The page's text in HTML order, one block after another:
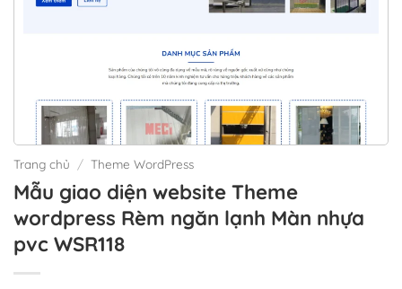
Trang chủ / Theme WordPress
Mẫu giao diện website Theme
wordpress Rèm ngăn lạnh Màn nhựa
pvc WSR118